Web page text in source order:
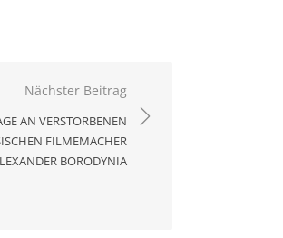
Nächster Beitrag
AN VERSTORBENEN
FILMEMACHER
BORODYNIA